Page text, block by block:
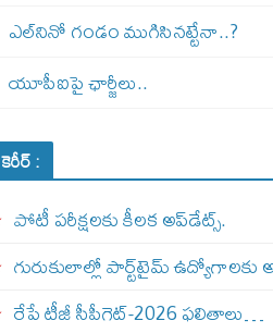
ఎల్‌నినో గండం ముగిసినట్టేనా..?
యూపీఐపై ఛార్జీలు..
కెరీర్ :
పోటీ పరీక్షలకు కీలక అప్‌డేట్స్.
గురుకులాల్లో పార్ట్‌టైమ్
రేపే టీజీ సీపీగెట్‌-2026 ఫలితాలు…